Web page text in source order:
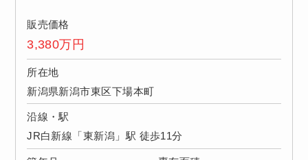
販売価格
3,380万円
所在地
新潟県新潟市東区下場本町
沿線・駅
JR白新線「東新潟」駅 徒歩11分